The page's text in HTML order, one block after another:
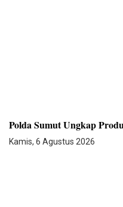
Polda Sumut Ungkap
Kamis, 6 Agustus 2026